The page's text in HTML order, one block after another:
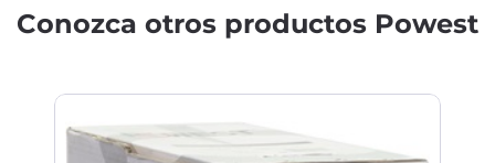
Conozca otros productos Powest